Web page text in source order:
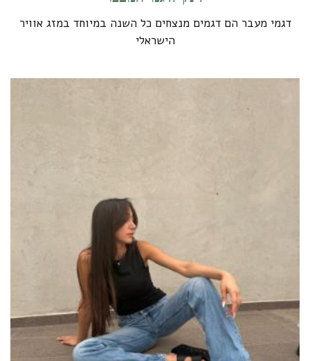
דגמי מעבר הם דגמים מנצחים כל השנה במיוחד במזג אוויר
הישראלי